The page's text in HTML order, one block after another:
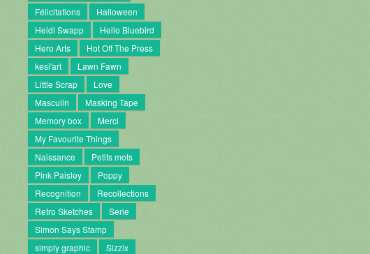
Félicitations
Halloween
Heidi Swapp
Hello Bluebird
Hero Arts
Hot Off The Press
kesi'art
Lawn Fawn
Little Scrap
Love
Masculin
Masking Tape
Memory box
Merci
My Favourite Things
Naissance
Petits mots
Pink Paisley
Poppy
Recognition
Recollections
Retro Sketches
Serie
Simon Says Stamp
simply graphic
Sizzix